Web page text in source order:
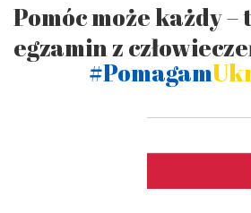
Pomóc może każdy –
egzamin z
#Pomagam